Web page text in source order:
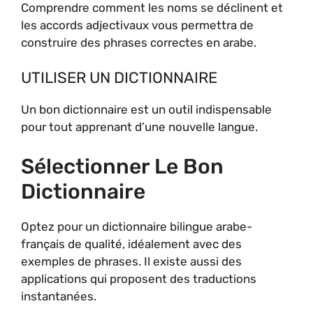
Comprendre comment les noms se déclinent et
les accords adjectivaux vous permettra de
construire des phrases correctes en arabe.
UTILISER UN DICTIONNAIRE
Un bon dictionnaire est un outil indispensable
pour tout apprenant d’une nouvelle langue.
Sélectionner Le Bon
Dictionnaire
Optez pour un dictionnaire bilingue arabe-
français de qualité, idéalement avec des
exemples de phrases. Il existe aussi des
applications qui proposent des traductions
instantanées.